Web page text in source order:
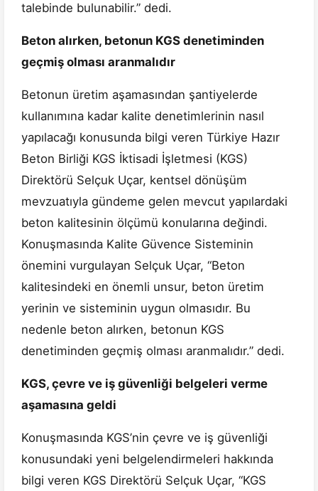
talebinde bulunabilir.” dedi.
Beton alırken, betonun KGS denetiminden
geçmiş olması aranmalıdır
Betonun üretim aşamasından şantiyelerde
kullanımına kadar kalite denetimlerinin nasıl
yapılacağı konusunda bilgi veren Türkiye Hazır
Beton Birliği KGS İktisadi İşletmesi (KGS)
Direktörü Selçuk Uçar, kentsel dönüşüm
mevzuatıyla gündeme gelen mevcut yapılardaki
beton kalitesinin ölçümü konularına değindi.
Konuşmasında Kalite Güvence Sisteminin
önemini vurgulayan Selçuk Uçar, “Beton
kalitesindeki en önemli unsur, beton üretim
yerinin ve sisteminin uygun olmasıdır. Bu
nedenle beton alırken, betonun KGS
denetiminden geçmiş olması aranmalıdır.” dedi.
KGS, çevre ve iş güvenliği belgeleri verme
aşamasına geldi
Konuşmasında KGS’nin çevre ve iş güvenliği
konusundaki yeni belgelendirmeleri hakkında
bilgi veren KGS Direktörü Selçuk Uçar, “KGS